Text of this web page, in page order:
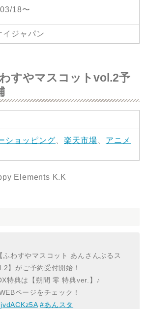
18〜
イジャパン
すやマスコットvol.2予
ショッピング、 楽天市場、 アニメ
Elements K.K
ふわすやマスコット あんさんぶるス
】がご予約受付開始！
特典は【朔間 零 特典ver.】♪
ページをチェック！
#あんスタ